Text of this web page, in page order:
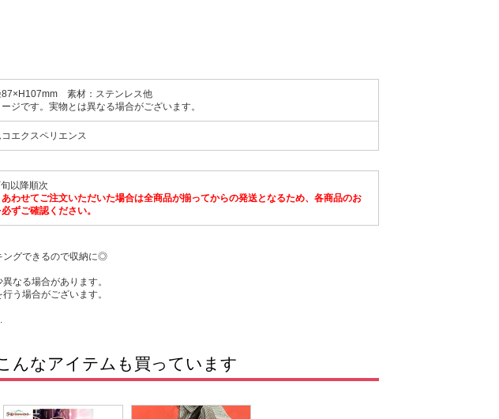
87×H107mm 素材：ステンレス他
ジです。実物とは異なる場合がございます。
エクスペリエンス
以降順次
わせてご注文いただいた場合は全商品が揃ってからの発送となるため、各商品のお
ずご確認ください。
ングできるので収納に◎
なる場合があります。
う場合がございます。
んなアイテムも買っています